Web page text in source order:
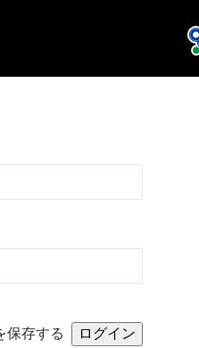
保存する